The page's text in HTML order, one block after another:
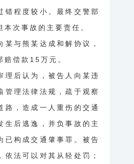
错程度较小。最终交警部
本次事故的主要责任。
与熊某达成和解协议，
赔偿款15万元。
后认为，被告人向某违
管理法律法规，疏于观察
路，造成一人重伤的交通
生后逃逸，并负事故的主
已构成交通肇事罪。被告
依法可以对其从轻处罚；